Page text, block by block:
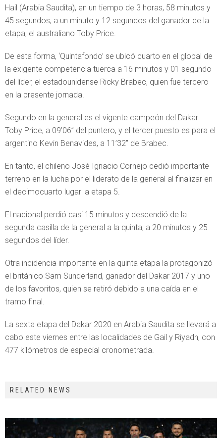
Hail (Arabia Saudita), en un tiempo de 3 horas, 58 minutos y
45 segundos, a un minuto y 12 segundos del ganador de la
etapa, el australiano Toby Price.
De esta forma, ‘Quintafondo’ se ubicó cuarto en el global de
la exigente competencia tuerca a 16 minutos y 01 segundo
del líder, el estadounidense Ricky Brabec, quien fue tercero
en la presente jornada.
Segundo en la general es el vigente campeón del Dakar
Toby Price, a 09’06” del puntero, y el tercer puesto es para el
argentino Kevin Benavides, a 11’32” de Brabec.
En tanto, el chileno José Ignacio Cornejo cedió importante
terreno en la lucha por el liderato de la general al finalizar en
el decimocuarto lugar la etapa 5.
El nacional perdió casi 15 minutos y descendió de la
segunda casilla de la general a la quinta, a 20 minutos y 25
segundos del líder.
Otra incidencia importante en la quinta etapa la protagonizó
el británico Sam Sunderland, ganador del Dakar 2017 y uno
de los favoritos, quien se retiró debido a una caída en el
tramo final.
La sexta etapa del Dakar 2020 en Arabia Saudita se llevará a
cabo este viernes entre las localidades de Gail y Riyadh, con
477 kilómetros de especial cronometrada.
RELATED NEWS